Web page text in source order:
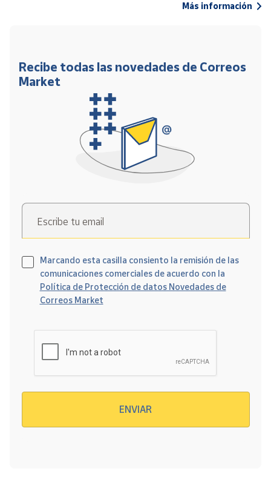
Más información
Recibe todas las novedades de Correos
Market
Escribe tu email
Marcando esta casilla consiento la remisión de las
comunicaciones comerciales de acuerdo con la
Política de Protección de datos Novedades de
Correos Market
ENVIAR